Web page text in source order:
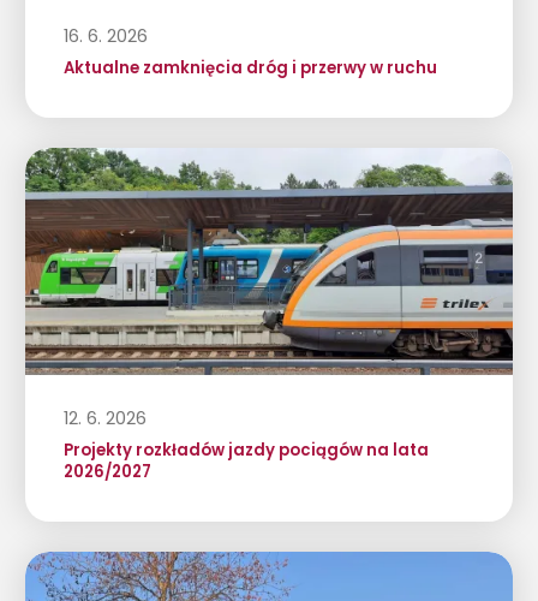
16. 6. 2026
Aktualne zamknięcia dróg i przerwy w ruchu
12. 6. 2026
Projekty rozkładów jazdy pociągów na lata
2026/2027